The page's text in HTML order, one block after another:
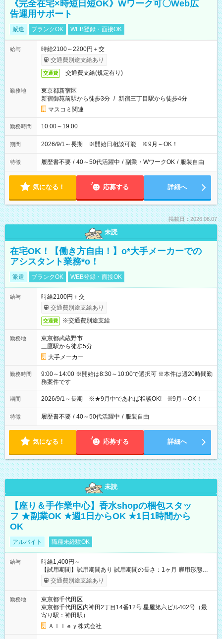
《完全在宅×時短日短OK》Wワーク可〇Web広
告運用サポート
派遣 ブランクOK WEB登録・面接OK
給与
時給2100～2200円＋交
交通費別途支給あり
交通費 交通費支給(規定有り)
勤務地
東京都新宿区
新宿御苑前駅から徒歩3分 / 新宿三丁目駅から徒歩4分
マスコミ関連
勤務時間 10:00～19:00
期間 2026/9/1～長期 ※開始日相談可能 ※9月～OK！
特徴 履歴書不要 / 40～50代活躍中 / 副業・WワークOK / 服装自由
気になる！ 応募する 詳細へ
掲載日：2026.08.07
未読
在宅OK！【働き方自由！】o*大手メーカーでの
アシスタント業務*o！
派遣 ブランクOK WEB登録・面接OK
給与
時給2100円＋交
交通費別途支給あり
交通費 ※交通費別途支給
勤務地
東京都武蔵野市
三鷹駅から徒歩5分
大手メーカー
勤務時間
9:00～14:00 ※開始は8:30～10:00で選択可 ※本件は週20時間勤
務案件です
期間 2026/9/1～長期 ※★9月中であれば相談OK! ※9月～OK！
特徴 履歴書不要 / 40～50代活躍中 / 服装自由
気になる！ 応募する 詳細へ
未読
【座り＆手作業中心】香水shopの梱包スタッ
フ ★副業OK ★週1日からOK ★1日1時間から
OK
アルバイト 職種未経験OK
給与
時給1,400円～
【試用期間】試用期間あり 試用期間の長さ：1ヶ月 雇用形態、
給与は本採用時と同じです。
交通費別途支給あり
勤務地
東京都千代田区
東京都千代田区内神田2丁目14番12号 星屋第六ビル402号（最
寄り駅：神田駅）
Ａｌｌｅｙ株式会社